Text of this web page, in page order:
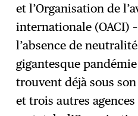
et l’Organisation de
internationale (OACI)
l’absence de
gigantesque
trouvent déjà sous
et trois autres